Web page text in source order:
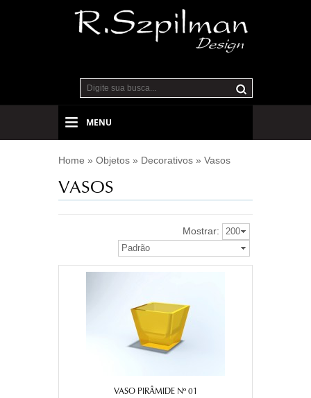
MENU
Home » Objetos » Decorativos » Vasos
VASOS
Mostrar:
200
Padrão
VASO PIRÂMIDE Nº 01